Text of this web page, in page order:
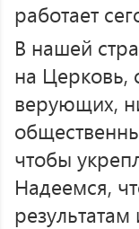
работает
В нашей
на Церковь,
верующих,
чтобы
Надеемся,